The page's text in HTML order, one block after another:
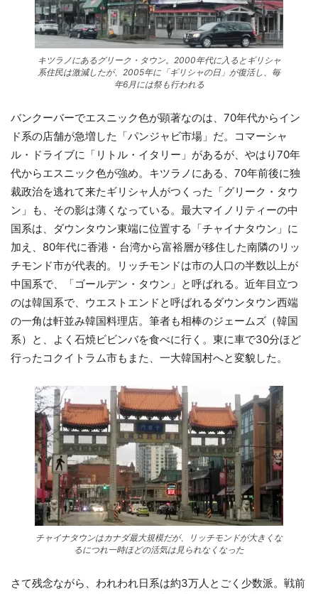
キツラノにあるグリーク・タウン。2000年代に入るとギリシャ
系住民は激減したが、2005年に「ギリシャの日」が復活し、毎
年6月には祭も行われる
バンクーバーでエスニック色が顕著なのは、70年代からイン
ド系の店舗が急増した「パンジャビ市場」だ。コマーシャ
ル・ドライブに「リトル・イタリー」があるが、やはり70年
代からエスニック色が強め。キツラノにある、70年前後に独
裁政治を逃れて来たギリシャ人がつくった「グリーク・タウ
ン」も、その影は薄くなっている。最大マイノリティーの中
国系は、ダウンタウン東端に位置する「チャイナタウン」に
加え、80年代に香港・台湾から富裕層が移住した南隣のリッ
チモンド市が代表的。リッチモンドは市の人口の半数以上が
中国系で、「ゴールデン・タウン」と呼ばれる。近年目立つ
のは韓国系で、ウエストエンドと呼ばれるダウンタウン西端
の一角は軒並み韓国料理店。筆者も相棒のジェームズ（韓国
系）と、よく石焼ビビンバを食べに行く。東に車で30分ほど
行ったコクイトラム市もまた、一大韓国村へと変貌した。
チャイナタウンはカナダ最大規模だが、リッチモンドが大きくな
るにつれ一時ほどの活気は見られなくなった
さて残念ながら、われわれ日系は約3万人とごく少数派。戦前